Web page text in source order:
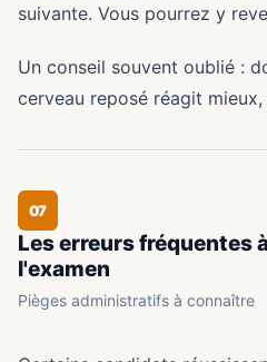
suivante. Vous pourrez y
Un conseil souvent oublié :
cerveau reposé réagit
07
Les erreurs fréquentes
l'examen
Pièges administratifs à connaître